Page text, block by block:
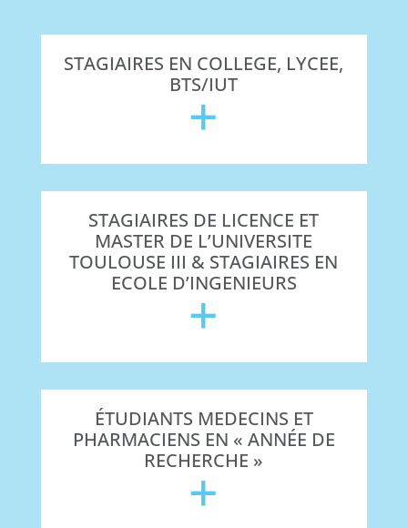
STAGIAIRES EN COLLEGE, LYCEE,
BTS/IUT
+
STAGIAIRES DE LICENCE ET
MASTER DE L’UNIVERSITE
TOULOUSE III & STAGIAIRES EN
ECOLE D’INGENIEURS
+
ÉTUDIANTS MEDECINS ET
PHARMACIENS EN « ANNÉE DE
RECHERCHE »
+